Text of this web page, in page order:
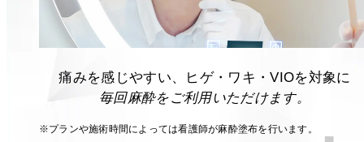
痛みを感じやすい、ヒゲ・ワキ・VIOを対象に
毎回麻酔をご利用いただけます。
※プランや施術時間によっては看護師が麻酔塗布を行います。